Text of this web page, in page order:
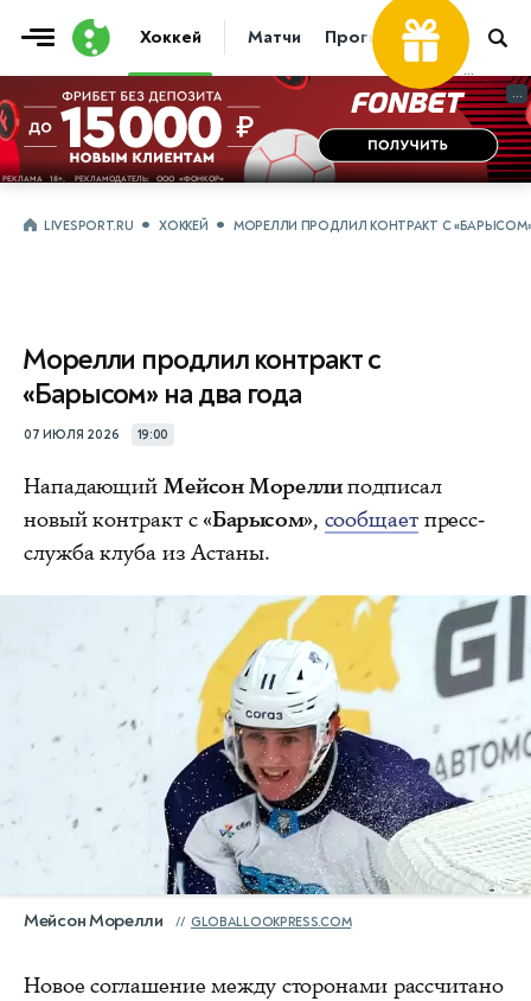
Хоккей Матчи Прогнозы
...
...
LIVESPORT.RU ХОККЕЙ МОРЕЛЛИ ПРОДЛИЛ КОНТРАКТ С
Морелли продлил контракт с
«Барысом» на два года
07 ИЮЛЯ 2026 19:00
Нападающий Мейсон Мореллиподписал
новый контракт с«Барысом», сообщаетпресс-
служба клуба из Астаны.
Мейсон Морелли GLOBALLOOKPRESS.COM
Новое соглашение между сторонами рассчитано